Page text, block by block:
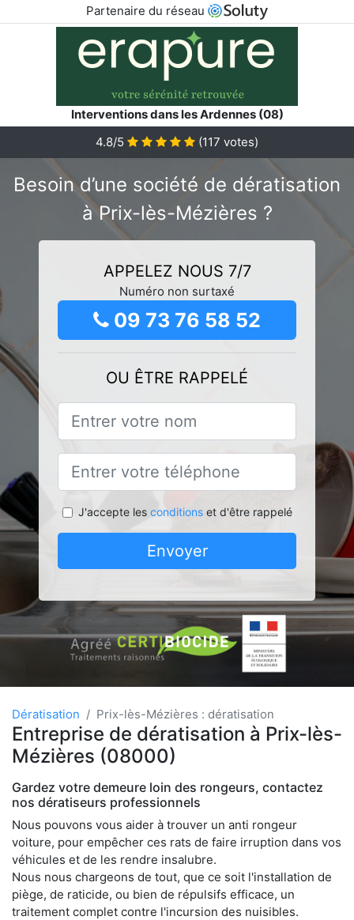
Partenaire du réseau
Interventions dans les Ardennes (08)
4.8/5
(117 votes)
Besoin d’une société de dératisation
à Prix-lès-Mézières ?
APPELEZ NOUS 7/7
Numéro non surtaxé
09 73 76 58 52
OU ÊTRE RAPPELÉ
J'accepte les conditionset d'être rappelé
Envoyer
Dératisation Prix-lès-Mézières : dératisation
Entreprise de dératisation à Prix-lès-
Mézières (08000)
Gardez votre demeure loin des rongeurs, contactez
nos dératiseurs professionnels
Nous pouvons vous aider à trouver un anti rongeur
voiture, pour empêcher ces rats de faire irruption dans vos
véhicules et de les rendre insalubre.
Nous nous chargeons de tout, que ce soit l'installation de
piège, de raticide, ou bien de répulsifs efficace, un
traitement complet contre l'incursion des nuisibles.